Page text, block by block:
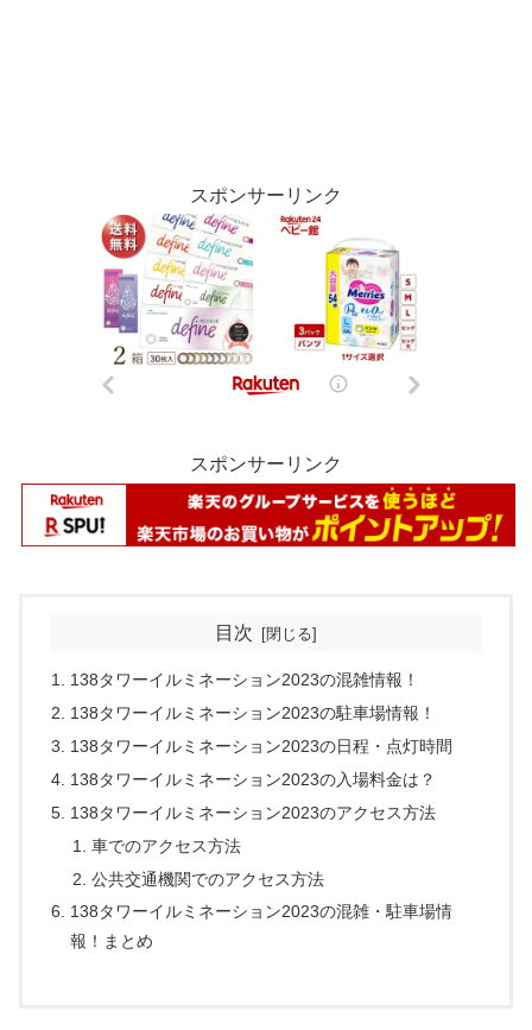
スポンサーリンク
スポンサーリンク
目次
138タワーイルミネーション2023の混雑情報！
138タワーイルミネーション2023の駐車場情報！
138タワーイルミネーション2023の日程・点灯時間
138タワーイルミネーション2023の入場料金は？
138タワーイルミネーション2023のアクセス方法
車でのアクセス方法
公共交通機関でのアクセス方法
138タワーイルミネーション2023の混雑・駐車場情
報！まとめ